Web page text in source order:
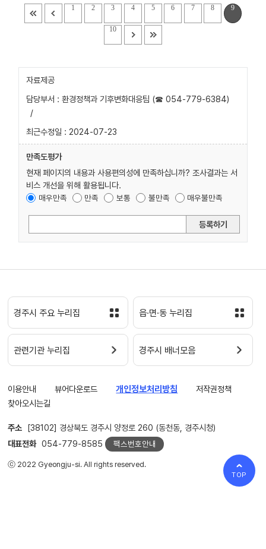
1 2 3 4 5 6 7 8 9
10
자료제공
담당부서 : 환경정책과 기후변화대응팀 (☎ 054-779-6384)
/
최근수정일 : 2024-07-23
만족도평가
현재 페이지의 내용과 사용편의성에 만족하십니까? 조사결과는 서
비스 개선을 위해 활용됩니다.
매우만족 만족 보통 불만족 매우불만족
등록하기
경주시 주요 누리집 읍·면·동 누리집
관련기관 누리집 경주시 배너모음
이용안내 뷰어다운로드 개인정보처리방침
저작권정책
찾아오시는길
주소 [38102] 경상북도 경주시 양정로 260 (동천동, 경주시청)
대표전화 054-779-8585 팩스번호안내
ⓒ 2022 Gyeongju-si. All rights reserved.
TOP